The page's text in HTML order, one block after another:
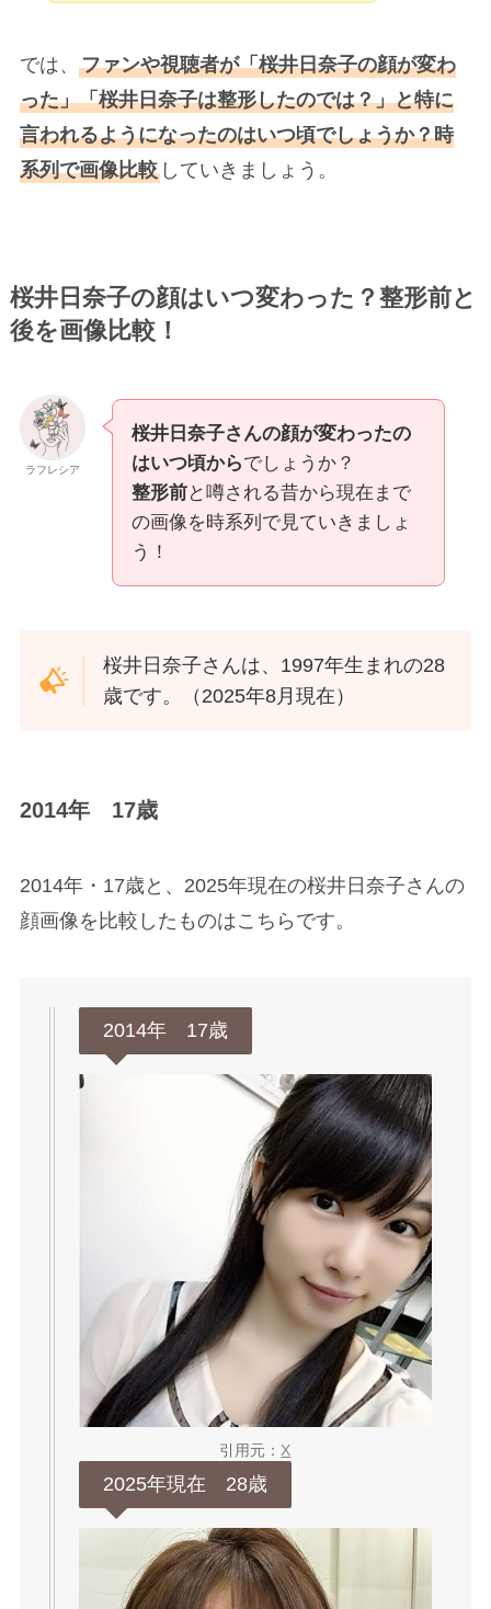
では、 ファンや視聴者が「桜井日奈子の顔が変わ
った」「桜井日奈子は整形したのでは？」と特に
言われるようになったのはいつ頃でしょうか？時
系列で画像比較していきましょう。
桜井日奈子の顔はいつ変わった？整形前と
後を画像比較！
ラフレシア
桜井日奈子さんの顔が変わったの
はいつ頃からでしょうか？
整形前と噂される昔から現在まで
の画像を時系列で見ていきましょ
う！
桜井日奈子さんは、1997年生まれの28
歳です。（2025年8月現在）
2014年 17歳
2014年・17歳と、2025年現在の桜井日奈子さんの
顔画像を比較したものはこちらです。
2014年 17歳
引用元： X
2025年現在 28歳